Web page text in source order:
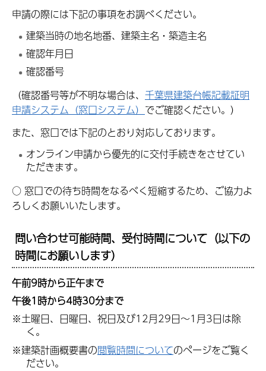
申請の際には下記の事項をお調べください。
建築当時の地名地番、建築主名・築造主名
確認年月日
確認番号
（確認番号等が不明な場合は、 千葉県建築台帳記載証明
申請システム（窓口システム） でご確認ください。）
また、窓口では下記のとおり対応しております。
オンライン申請から優先的に交付手続きをさせてい
ただきます。
○ 窓口での待ち時間をなるべく短縮するため、ご協力よ
ろしくお願いいたします。
問い合わせ可能時間、受付時間について（以下の
時間にお願いします）
午前9時から正午まで
午後1時から4時30分まで
※土曜日、日曜日、祝日及び12月29日～1月3日は除
く。
※建築計画概要書の閲覧時間についてのページをご覧く
ださい。